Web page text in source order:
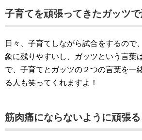
子育てを頑張ってきたガッツ
日々、子育てしながら試合をするので
象に残りやすいし、ガッツという言葉
で、子育てとガッツの２つの言葉を一
る人も笑ってくれますよ！
筋肉痛にならないように頑張る